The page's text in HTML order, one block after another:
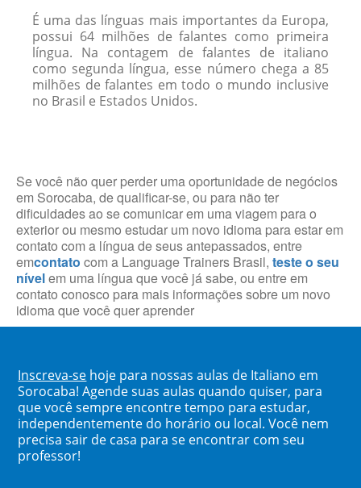
É uma das línguas mais importantes da Europa,
possui 64 milhões de falantes como primeira
língua. Na contagem de falantes de italiano
como segunda língua, esse número chega a 85
milhões de falantes em todo o mundo inclusive
no Brasil e Estados Unidos.
Se você não quer perder uma oportunidade de negócios
em Sorocaba, de qualificar-se, ou para não ter
dificuldades ao se comunicar em uma viagem para o
exterior ou mesmo estudar um novo idioma para estar em
contato com a língua de seus antepassados, entre
emcontato com a Language Trainers Brasil, teste o seu
nívelem uma língua que você já sabe, ou entre em
contato conosco para mais informações sobre um novo
idioma que você quer aprender
Inscreva-se hoje para nossas aulas de Italiano em
Sorocaba! Agende suas aulas quando quiser, para
que você sempre encontre tempo para estudar,
independentemente do horário ou local. Você nem
precisa sair de casa para se encontrar com seu
professor!